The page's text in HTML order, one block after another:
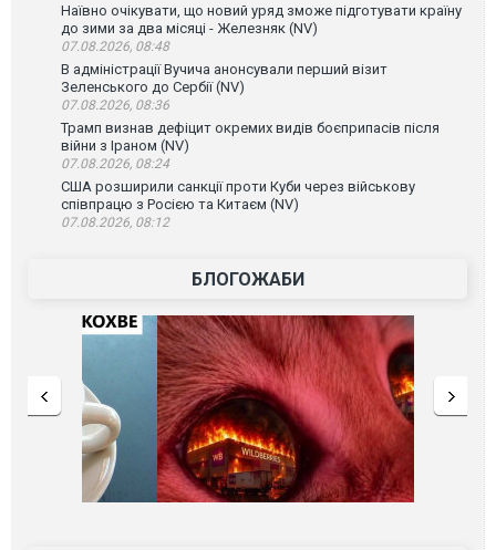
Наївно очікувати, що новий уряд зможе підготувати країну
до зими за два місяці - Железняк (NV)
07.08.2026, 08:48
В адміністрації Вучича анонсували перший візит
Зеленського до Сербії (NV)
07.08.2026, 08:36
Трамп визнав дефіцит окремих видів боєприпасів після
війни з Іраном (NV)
07.08.2026, 08:24
США розширили санкції проти Куби через військову
співпрацю з Росією та Китаєм (NV)
07.08.2026, 08:12
БЛОГОЖАБИ